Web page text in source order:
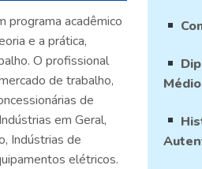
programa acadêmico
e a prática,
O profissional
de trabalho,
de
em Geral,
Indústrias de
elétricos.